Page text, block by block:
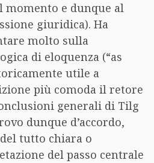
momento e dunque al
giuridica). Ha
molto sulla
di eloquenza (“as
utile a
più comoda il retore
generali di Tilg
dunque d’accordo,
tutto chiara o
del passo centrale